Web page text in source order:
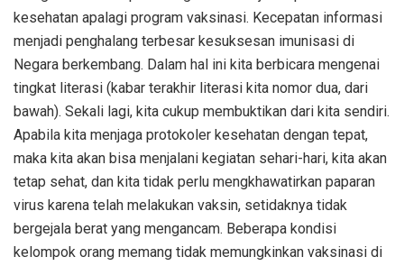
kesehatan apalagi program vaksinasi. Kecepatan informasi
menjadi penghalang terbesar kesuksesan imunisasi di
Negara berkembang. Dalam hal ini kita berbicara mengenai
tingkat literasi (kabar terakhir literasi kita nomor dua, dari
bawah). Sekali lagi, kita cukup membuktikan dari kita sendiri.
Apabila kita menjaga protokoler kesehatan dengan tepat,
maka kita akan bisa menjalani kegiatan sehari-hari, kita akan
tetap sehat, dan kita tidak perlu mengkhawatirkan paparan
virus karena telah melakukan vaksin, setidaknya tidak
bergejala berat yang mengancam. Beberapa kondisi
kelompok orang memang tidak memungkinkan vaksinasi di